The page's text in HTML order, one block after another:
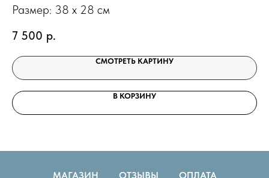
Размер: 38 х 28 см
7 500 р.
СМОТРЕТЬ КАРТИНУ
В КОРЗИНУ
МАГАЗИН ОТЗЫВЫ ОПЛАТА